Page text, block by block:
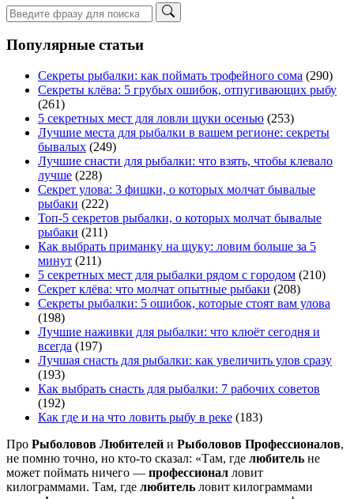
Популярные статьи
Секреты рыбалки: как поймать трофейного сома (290)
Секреты клёва: 5 грубых ошибок, отпугивающих рыбу
(261)
5 секретных мест для ловли щуки осенью (253)
Лучшие места для рыбалки в вашем регионе: секреты
бывалых (249)
Лучшие снасти для рыбалки: что взять, чтобы клевало
лучше (228)
Секрет улова: 3 фишки, о которых молчат бывалые
рыбаки (222)
Топ-5 секретов рыбалки, о которых молчат бывалые
рыбаки (211)
Как выбрать приманку на щуку: ловим больше за 5
минут (211)
5 секретных мест для рыбалки рядом с городом (210)
Секрет клёва: что молчат опытные рыбаки (208)
Секреты рыбалки: 5 ошибок, которые стоят вам улова
(198)
Лучшие наживки для рыбалки: что клюёт сегодня и
всегда (197)
Лучшая снасть для рыбалки: как увеличить улов сразу
(193)
Как выбрать снасть для рыбалки: 7 рабочих советов
(192)
Как где и на что ловить рыбу в реке (183)
Про Рыболовов Любителей и Рыболовов Профессионалов,
не помню точно, но кто-то сказал: «Там, где любитель не
может поймать ничего — профессионал ловит
килограммами. Там, где любитель ловит килограммами